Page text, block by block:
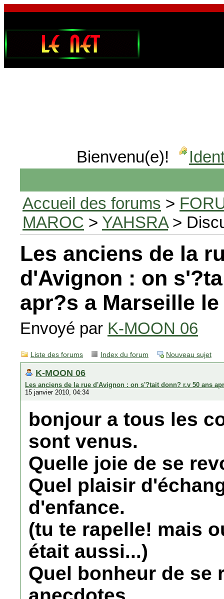
Bienvenu(e)!
Accueil des forums >
MAROC > YAHSRA>
Les anciens de la
d'Avignon : on
apr?s a Marseille le
Envoyé par K-MOON 06
Liste des forums Index du forum Nouveau sujet
K-MOON 06
Les anciens de la rue d'Avignon : on s'?tait donn? r.v 50 ans
15 janvier 2010, 04:34
bonjour a tous les
sont venus.
Quelle joie de se
Quel plaisir
d'enfance.
(tu te rapelle! mais
était aussi...)
Quel bonheur de se